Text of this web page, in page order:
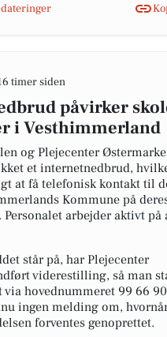
timer siden
påvirker
i Vesthimmerland
og Plejecenter
et internetnedbrud,
at få telefonisk kontakt til
Kommune på
Personalet arbejder aktivt på
står på, har Plejecenter
viderestilling, så man
via hovednummeret 99 66
ingen melding om,
forventes genoprettet.